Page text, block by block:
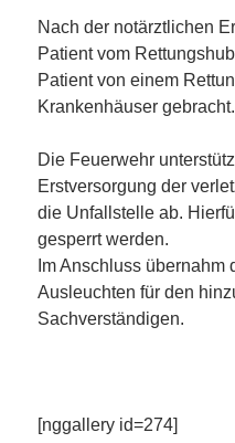
Nach der notärztlichen
Patient vom
Patient von einem
Krankenhäuser gebracht.
Die Feuerwehr
Erstversorgung der
die Unfallstelle ab.
gesperrt werden.
Im Anschluss übernahm
Ausleuchten für den
Sachverständigen.
[nggallery id=274]